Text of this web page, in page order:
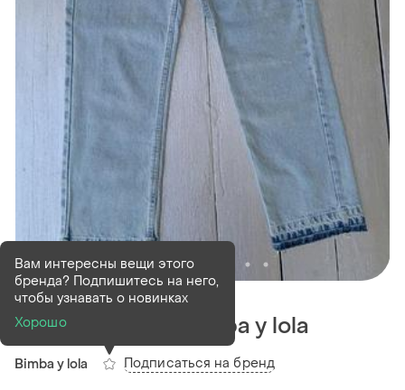
В наличии 1 шт
Джинси жіночі bimba y lola
Bimba y lola
Вам интересны вещи этого
бренда? Подпишитесь на него,
чтобы узнавать о новинках
Хорошо
Подписаться на бренд